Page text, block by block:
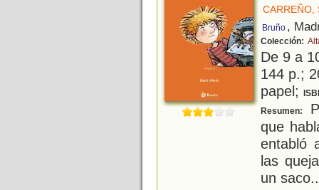
CARREÑO,
Bruño ,
Colección:
De 9 a
144 p.;
papel;
Resumen:
que
entabló
las
un